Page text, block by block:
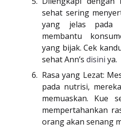
sehat sering
yang jelas pada
membantu
yang bijak. Cek
sehat Ann’s disini ya.
Rasa yang Lezat:
pada nutrisi,
memuaskan. Kue
mempertahankan
orang akan senang